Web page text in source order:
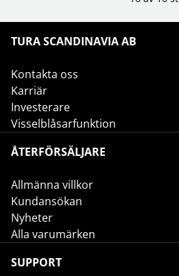
TURA SCANDINAVIA AB
Kontakta oss
Karriär
Investerare
Visselblåsarfunktion
ÅTERFÖRSÄLJARE
Allmänna villkor
Kundansökan
Nyheter
Alla varumärken
SUPPORT